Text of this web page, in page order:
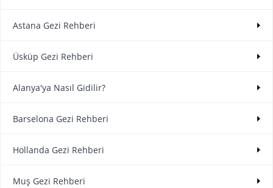
Astana Gezi Rehberi
Üsküp Gezi Rehberi
Alanya'ya Nasıl Gidilir?
Barselona Gezi Rehberi
Hollanda Gezi Rehberi
Muş Gezi Rehberi